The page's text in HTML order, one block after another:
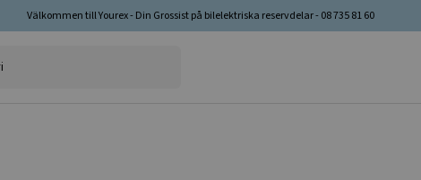
Välkommen till Yourex - Din Grossist på bilelektriska reservdelar - 08 735 81 60